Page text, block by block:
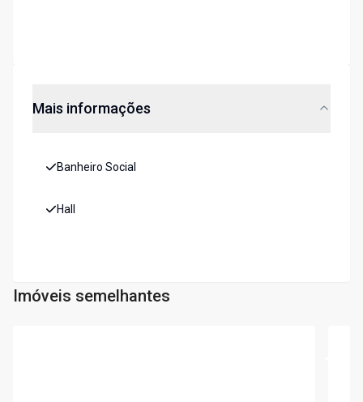
Mais informações
Banheiro Social
Hall
Imóveis semelhantes